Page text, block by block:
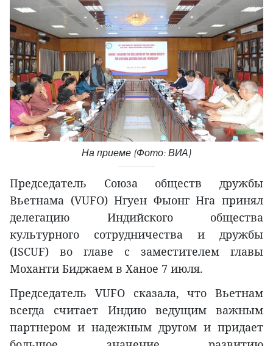
На приеме (Фото: ВИА)
Председатель Союза обществ дружбы
Вьетнама (VUFO) Нгуен Фыонг Нга принял
делегацию Индийского общества
культурного сотрудничества и дружбы
(ISCUF) во главе с заместителем главы
Моханти Биджаем в Ханое 7 июля.
Председатель VUFO сказала, что Вьетнам
всегда считает Индию ведущим важным
партнером и надежным другом и придает